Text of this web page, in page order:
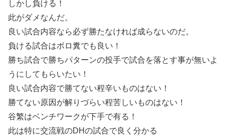
しかし負ける！
此がダメなんだ。
良い試合内容なら必ず勝たなければ成らないのだ。
負ける試合はボロ糞でも良い！
勝ち試合で勝ちパターンの投手で試合を落とす事が無いよ
うにしてもらいたい！
良い試合内容で勝てない程辛いものはない！
勝てない原因が解りづらい程苦しいものはない！
谷繁はベンチワークが下手で有る！
此は特に交流戦のDHの試合で良く分かる